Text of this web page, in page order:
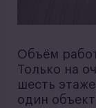
Объём
Только на
шесть
один